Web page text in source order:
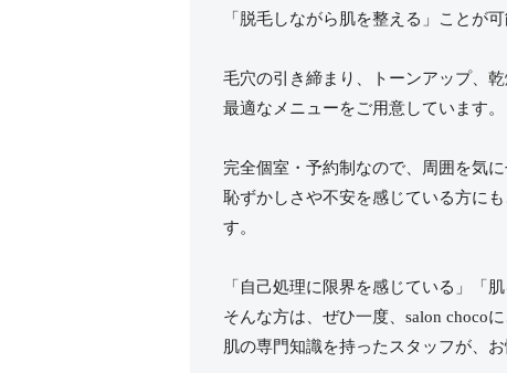
「脱毛しながら肌を整える」ことが可
毛穴の引き締まり、トーンアップ、
最適なメニューをご用意しています。
完全個室・予約制なので、周囲を気
恥ずかしさや不安を感じている方に
す。
「自己処理に限界を感じている」「
そんな方は、ぜひ一度、salon chocoに
肌の専門知識を持ったスタッフが、